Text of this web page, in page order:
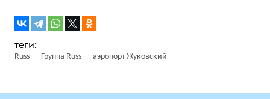
Russ Группа Russ аэропорт Жуковский